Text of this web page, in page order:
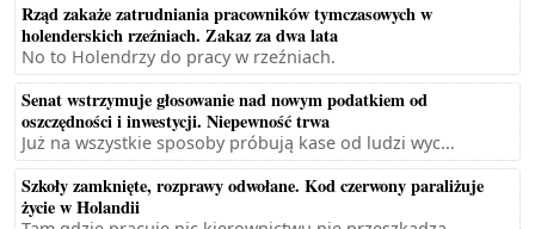
Rząd zakaże zatrudniania pracowników tymczasowych w
holenderskich rzeźniach. Zakaz za dwa lata
No to Holendrzy do pracy w rzeźniach.
Senat wstrzymuje głosowanie nad nowym podatkiem od
oszczędności i inwestycji. Niepewność trwa
Już na wszystkie sposoby próbują kase od ludzi wyc...
Szkoły zamknięte, rozprawy odwołane. Kod czerwony paraliżuje
życie w Holandii